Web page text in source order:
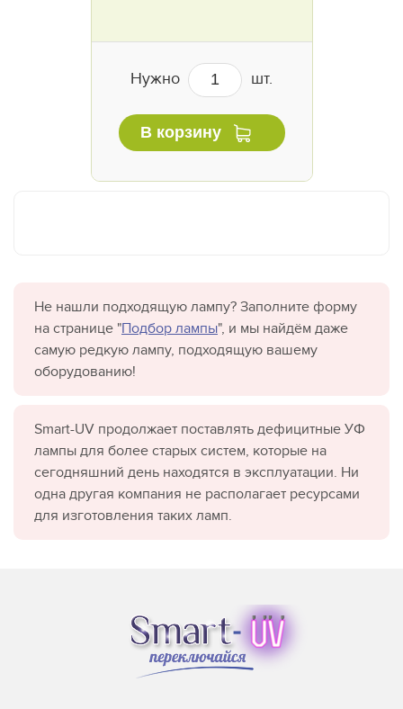
Нужно шт.
В корзину
Не нашли подходящую лампу? Заполните форму
на странице "Подбор лампы", и мы найдём даже
самую редкую лампу, подходящую вашему
оборудованию!
Smart-UV продолжает поставлять дефицитные УФ
лампы для более старых систем, которые на
сегодняшний день находятся в эксплуатации. Ни
одна другая компания не располагает ресурсами
для изготовления таких ламп.